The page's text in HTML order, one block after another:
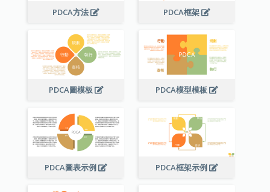
PDCA方法 PDCA框架
PDCA圖模板 PDCA模型模板
PDCA圖表示例 PDCA框架示例